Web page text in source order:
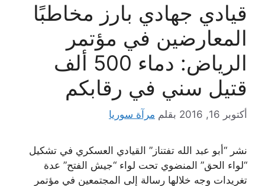
قيادي جهادي بارز مخاطبًا
المعارضين في مؤتمر
الرياض: دماء 500 ألف
قتيل سني في رقابكم
أكتوبر 16, 2016 بقلم مرآة سوريا
نشر “أبو عبد الله تفتناز” القيادي العسكري في تشكيل
“لواء الحق” المنضوي تحت لواء “جيش الفتح” عدة
تغريدات وجه خلالها رسالة إلى المجتمعين في مؤتمر